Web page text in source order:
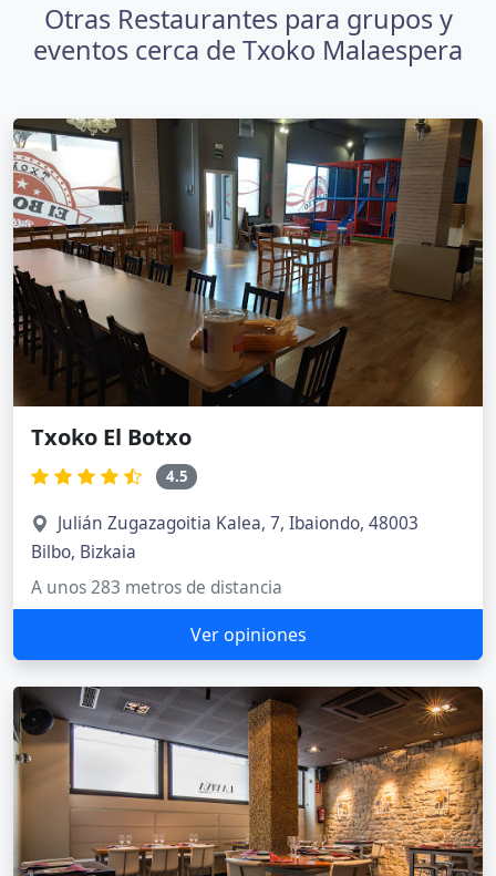
Otras Restaurantes para grupos y
eventos cerca de Txoko Malaespera
Txoko El Botxo
4.5
Julián Zugazagoitia Kalea, 7, Ibaiondo, 48003
Bilbo, Bizkaia
A unos 283 metros de distancia
Ver opiniones